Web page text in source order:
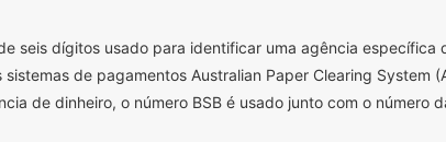
seis dígitos usado para identificar uma agência específica
sistemas de pagamentos Australian Paper Clearing System
de dinheiro, o número BSB é usado junto com o número